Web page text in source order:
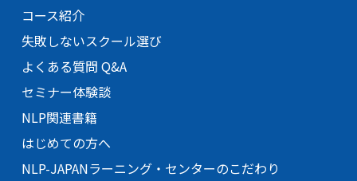
コース紹介
失敗しないスクール選び
よくある質問 Q&A
セミナー体験談
NLP関連書籍
はじめての方へ
NLP-JAPANラーニング・ センターのこだわり